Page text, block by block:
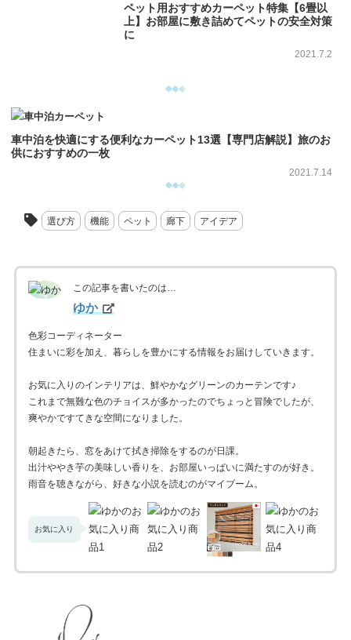
ペット用おすすめカーペット特集【6畳以
上】お部屋に敷き詰めてペットの安全対策
に
2021.7.2
車中泊を快適にする便利なカーペット13選【専門店解説】旅のお
供におすすめの一枚
2021.7.14
選び方 機能 ペット 廊下 アイデア
この記事を書いたのは…
ゆか
色彩コーディネーター
住まいに彩を加え、暮らしを豊かにする情報をお届けしていきます。
お気に入りのインテリアは、鮮やかなグリーンのカーテンです♪
これまで無難な色のチョイスが多かったのでちょっと冒険でしたが、
爽やかですてきな空間になりました。
朝起きたら、窓をあけて拭き掃除をするのが日課。
出汁ややき芋の美味しい香りを、お部屋いっぱいに満たすのが好き。
雨音を聴きながら、好きな小説を読むのがマイブーム。
お気に入り